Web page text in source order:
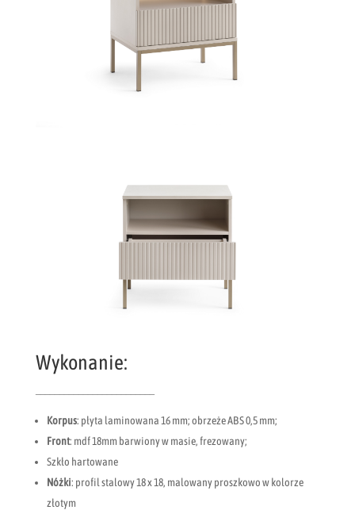
Wykonanie:
Korpus: płyta laminowana 16 mm; obrzeże ABS 0,5 mm;
Front: mdf 18mm barwiony w masie, frezowany;
Szkło hartowane
Nóżki: profil stalowy 18 x 18, malowany proszkowo w kolorze
złotym